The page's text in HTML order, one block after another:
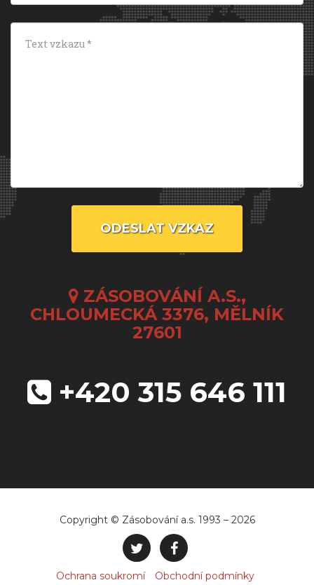
ODESLAT VZKAZ
ZÁSOBOVÁNÍ A.S.,
CHLOUMECKÁ 3376, MĚLNÍK
27601
+420 315 646 111
Copyright © Zásobování a.s. 1993 – 2026
Ochrana soukromí Obchodní podmínky